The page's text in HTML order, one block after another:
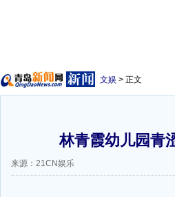
文娱 > 正文
林青霞幼儿园青
来源：21CN娱乐